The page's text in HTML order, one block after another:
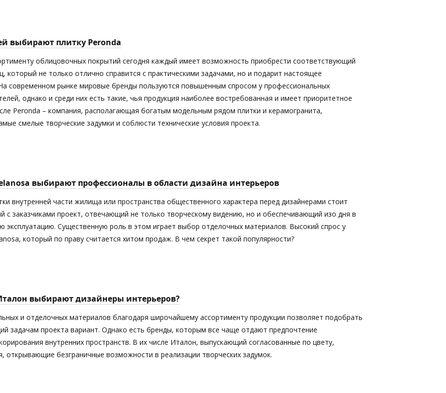
выбирают плитку Peronda
облицовочных покрытий сегодня каждый имеет возможность приобрести соответствующий
который не только отлично справится с практическими задачами, но и подарит настоящее
современном рынке мировые бренды пользуются повышенным спросом у профессиональных
однако и среди них есть такие, чья продукция наиболее востребованная и имеет приоритетное
Peronda – компания, располагающая богатым модельным рядом плитки и керамогранита,
смелые творческие задумки и соблюсти технические условия проекта.
выбирают профессионалы в области дизайна интерьеров
внутренней части жилища или пространства общественного характера перед дизайнерами стоит
с заказчиками проект, отвечающий не только творческому видению, но и обеспечивающий изо дня в
эксплуатацию. Существенную роль в этом играет выбор отделочных материалов. Высокий спрос у
который по праву считается хитом продаж. В чем секрет такой популярности?
выбирают дизайнеры интерьеров?
и отделочных материалов благодаря широчайшему ассортименту продукции позволяет подобрать
задачам проекта вариант. Однако есть бренды, которым все чаще отдают предпочтение
внутренних пространств. В их числе Италон, выпускающий согласованные по цвету,
открывающие безграничные возможности в реализации творческих задумок.